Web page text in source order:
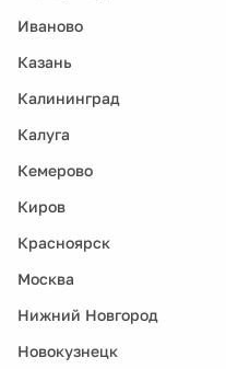
Иваново
Казань
Калининград
Калуга
Кемерово
Киров
Красноярск
Москва
Нижний Новгород
Новокузнецк